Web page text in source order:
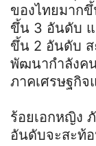
ของไทยมาก
ขึ้น 3 อันดับ แ
ขึ้น 2 อันดับ ส
พัฒนากำลังค
ภาคเศรษฐกิ
ร้อยเอกหญิง
อันดับจะสะท้